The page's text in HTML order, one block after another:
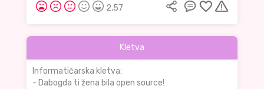
2,57
Kletva
Informatičarska kletva:
- Dabogda ti žena bila open source!